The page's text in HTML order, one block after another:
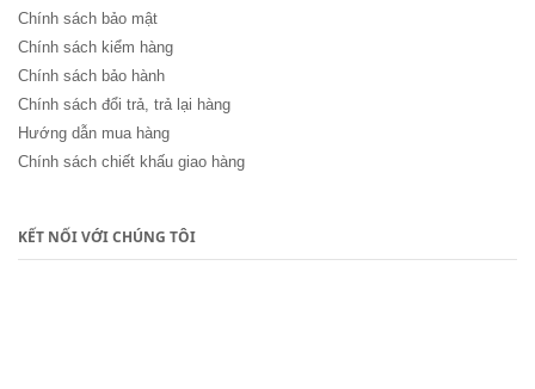
Chính sách bảo mật
Chính sách kiểm hàng
Chính sách bảo hành
Chính sách đổi trả, trả lại hàng
Hướng dẫn mua hàng
Chính sách chiết khấu giao hàng
KẾT NỐI VỚI CHÚNG TÔI